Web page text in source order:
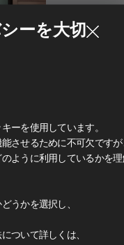
能性をお楽しみいただ
なグレー、トレンド
ーを大切
ーを使用しています。
させるために不可欠です
ように利用しているかを
うかを選択し、
ついて詳しくは、